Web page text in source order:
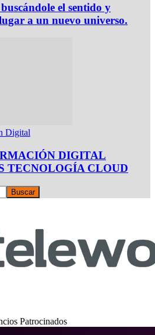
el sentido y
a un nuevo universo.
Digital
DIGITAL
TECNOLOGÍA CLOUD
Patrocinados